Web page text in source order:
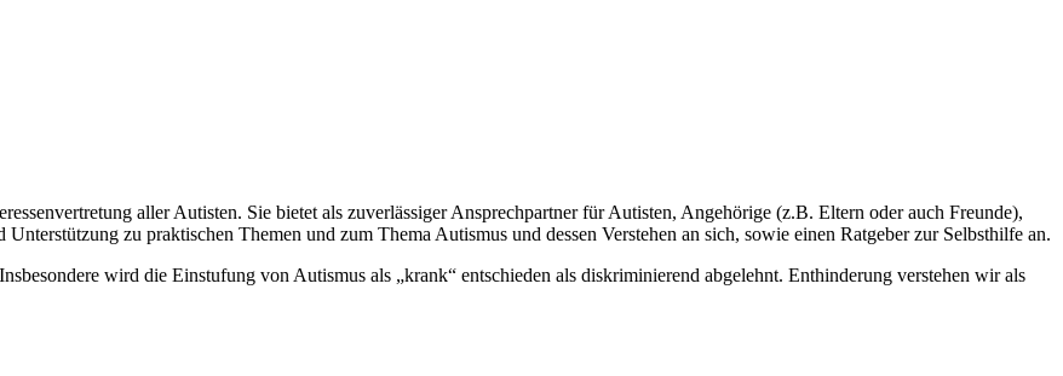
aller Autisten. Sie bietet als zuverlässiger Ansprechpartner für Autisten, Angehörige (z.B. Eltern oder auch Freunde),
zu praktischen Themen und zum Thema Autismus und dessen Verstehen an sich, sowie einen Ratgeber zur Selbsthilfe an.
Insbesondere wird die Einstufung von Autismus als „krank“ entschieden als diskriminierend abgelehnt. Enthinderung verstehen wir als